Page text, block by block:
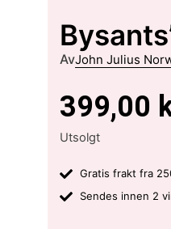
AvJohn Julius
399,00
Utsolgt
Gratis frakt fra
Sendes innen 2